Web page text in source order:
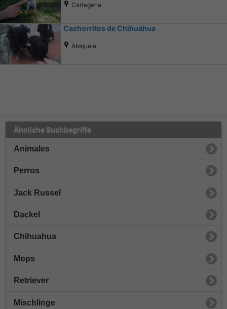
Cartagena
Cachorritos de Chihuahua
Abejuela
Ähnliche Suchbegriffe
Animales
Perros
Jack Russel
Dackel
Chihuahua
Mops
Retriever
Mischlinge